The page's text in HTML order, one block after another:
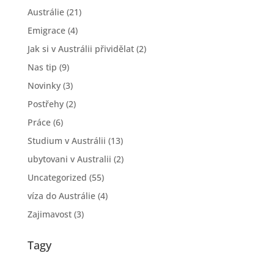
Austrálie(21)
Emigrace(4)
Jak si v Austrálii přividělat(2)
Nas tip (9)
Novinky(3)
Postřehy(2)
Práce(6)
Studium v Austrálii (13)
ubytovani v Australii (2)
Uncategorized (55)
víza do Austrálie(4)
Zajimavost(3)
Tagy